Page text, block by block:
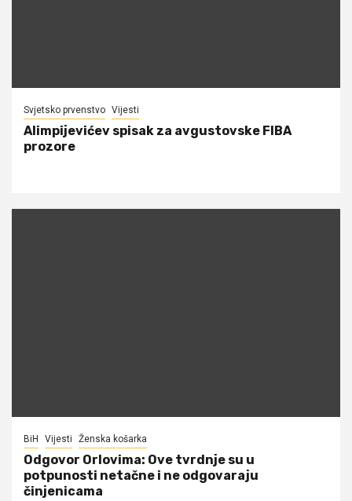
Svjetsko prvenstvo Vijesti
Alimpijevićev spisak za avgustovske FIBA
prozore
BiH Vijesti Ženska košarka
Odgovor Orlovima: ​Ove tvrdnje su u
potpunosti netačne i ne odgovaraju
činjenicama